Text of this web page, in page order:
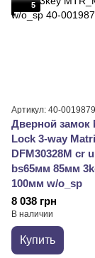
5
Артикул: 40-0019879
Дверной замок
Lock 3-way
DFM30328M cr
bs65мм 85мм
100мм w/o_sp
8 038 грн
В наличии
Купить